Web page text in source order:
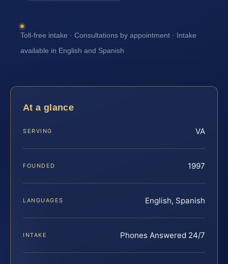
Toll-free intake · Consultations by appointment · Intake
available in English and Spanish
At a glance
SERVING VA
FOUNDED 1997
LANGUAGES English, Spanish
INTAKE Phones Answered 24/7